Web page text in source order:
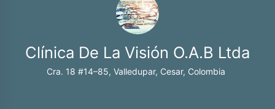
Clínica De La Visión O.A.B Ltda
Cra. 18 #14–85, Valledupar, Cesar, Colombia